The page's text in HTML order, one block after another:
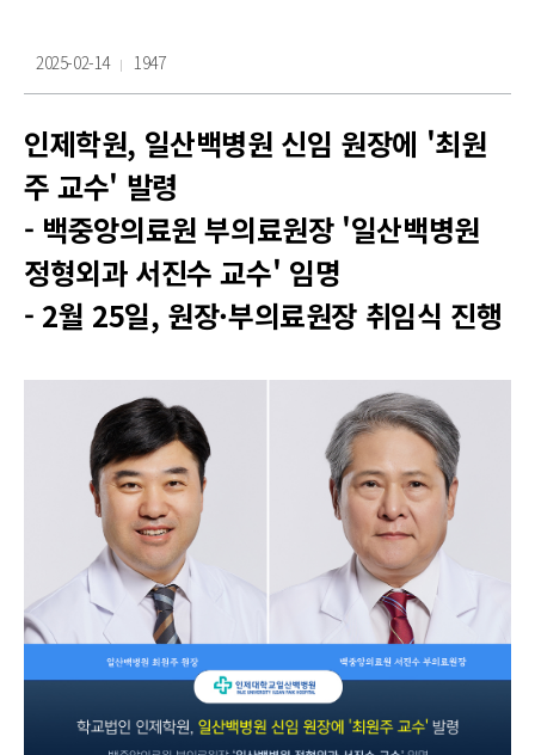
2025-02-14 1947
인제학원, 일산백병원 신임 원장에 '최원
주 교수' 발령
- 백중앙의료원 부의료원장 '일산백병원
정형외과 서진수 교수' 임명
- 2월 25일, 원장·부의료원장 취임식 진행